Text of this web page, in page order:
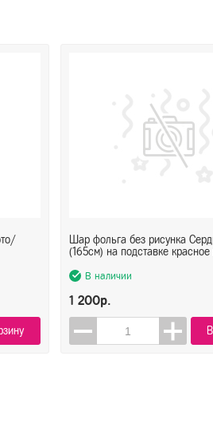
Шар фольга без рисунка
(165см) на подставке красное
В наличии
1 200р.